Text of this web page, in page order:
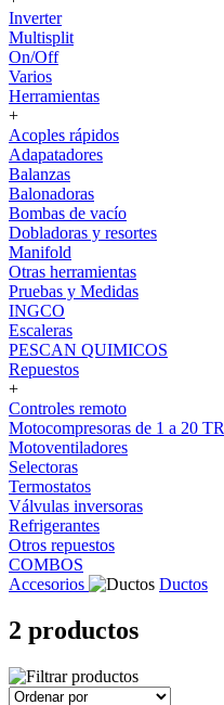
Inverter
Multisplit
On/Off
Varios
Herramientas
+
Acoples rápidos
Adapatadores
Balanzas
Balonadoras
Bombas de vacío
Dobladoras y resortes
Manifold
Otras herramientas
Pruebas y Medidas
INGCO
Escaleras
PESCAN QUIMICOS
Repuestos
+
Controles remoto
Motocompresoras de 1 a 20 TR
Motoventiladores
Selectoras
Termostatos
Válvulas inversoras
Refrigerantes
Otros repuestos
COMBOS
Accesorios
Ductos
2 productos